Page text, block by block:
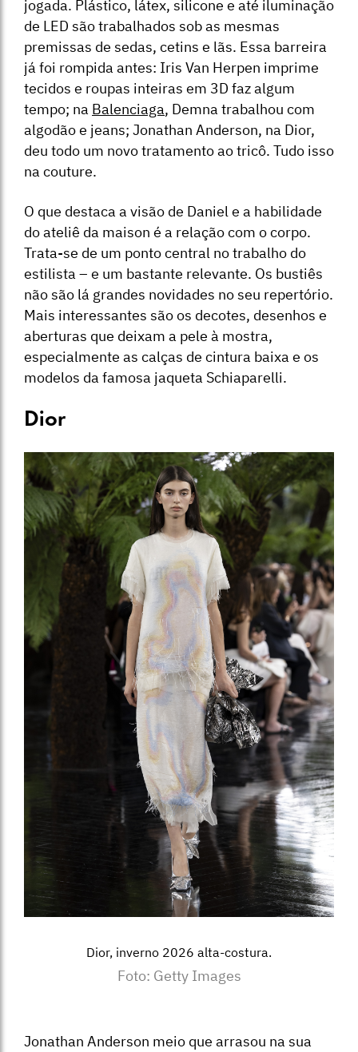
jogada. Plástico, látex, silicone e até iluminação
de LED são trabalhados sob as mesmas
premissas de sedas, cetins e lãs. Essa barreira
já foi rompida antes: Iris Van Herpen imprime
tecidos e roupas inteiras em 3D faz algum
tempo; na Balenciaga, Demna trabalhou com
algodão e jeans; Jonathan Anderson, na Dior,
deu todo um novo tratamento ao tricô. Tudo isso
na couture.
O que destaca a visão de Daniel e a habilidade
do ateliê da maison é a relação com o corpo.
Trata-se de um ponto central no trabalho do
estilista – e um bastante relevante. Os bustiês
não são lá grandes novidades no seu repertório.
Mais interessantes são os decotes, desenhos e
aberturas que deixam a pele à mostra,
especialmente as calças de cintura baixa e os
modelos da famosa jaqueta Schiaparelli.
Dior
Dior, inverno 2026 alta-costura.
Foto: Getty Images
Jonathan Anderson meio que arrasou na sua